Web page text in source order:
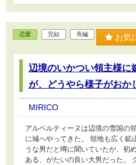
恋愛 完結 長編 お気
辺境のいかつい領主様に
が、どうやら様子がおか
MIRICO
アルベルティーヌは辺境の雪国の
に城へやってきた。 領地も広く鉱
うな男だと噂に聞いていたが、初
ある、がたいの良い大男だった。